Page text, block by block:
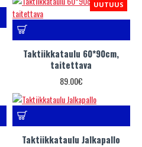
UUTUUS
Taktiikkataulu 60*90cm,
taitettava
89.00€
Taktiikkataulu Jalkapallo